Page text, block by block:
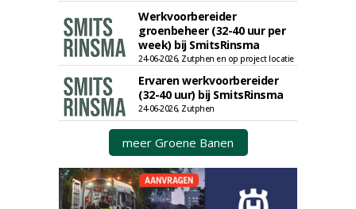
Werkvoorbereider
groenbeheer (32-40 uur per
week) bij SmitsRinsma
24-06-2026, Zutphen en op project locatie
Ervaren werkvoorbereider
(32-40 uur) bij SmitsRinsma
24-06-2026, Zutphen
meer Groene Banen